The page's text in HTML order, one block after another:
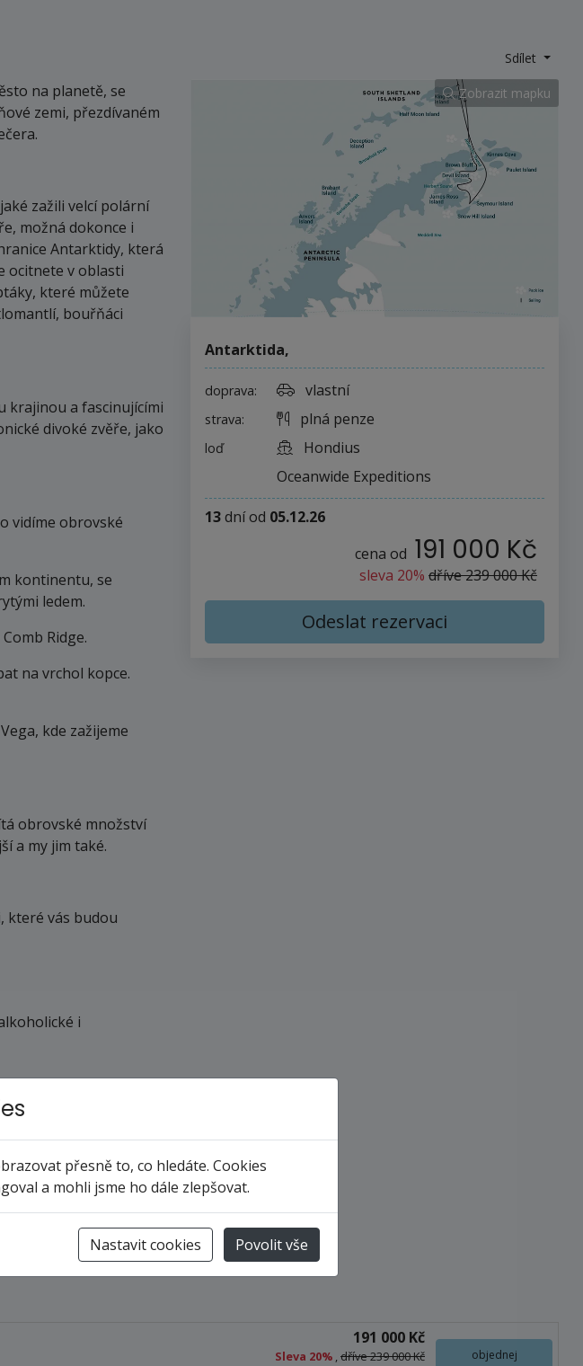
Sdílet
Zobrazit mapku
Antarktida,
doprava: vlastní
strava: plná penze
loď
Hondius
Oceanwide Expeditions
13dníod 05.12.26
cena od 191 000 Kč
sleva 20% dříve239 000 Kč
Odeslat rezervaci
na planetě, se
zemi, přezdívaném
zažili velcí polární
možná dokonce i
Antarktidy, která
ocitnete v oblasti
které můžete
bouřňáci
krajinou a fascinujícími
divoké zvěře, jako
vidíme obrovské
kontinentu, se
ledem.
Ridge.
na vrchol kopce.
kde zažijeme
obrovské množství
a my jim také.
které vás budou
i
program v
191 000 Kč
Sleva 20% ,dříve 239 000 Kč
objednej
přesně to, co hledáte. Cookies
a mohli jsme ho dále zlepšovat.
Nastavit cookies Povolit vše